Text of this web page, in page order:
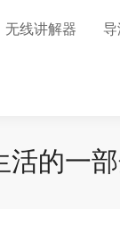
无线讲解器
活的一